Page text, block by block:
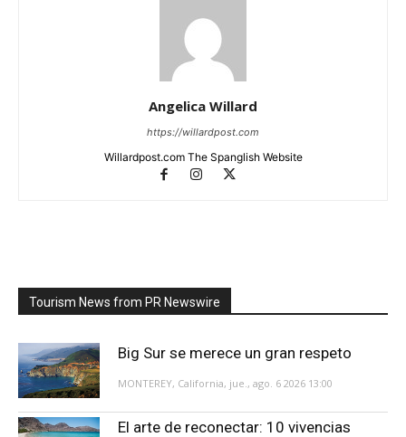
Angelica Willard
https://willardpost.com
Willardpost.com The Spanglish Website
Tourism News from PR Newswire
Big Sur se merece un gran respeto
MONTEREY, California, jue., ago. 6 2026 13:00
El arte de reconectar: 10 vivencias